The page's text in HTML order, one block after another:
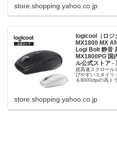
store.shopping.yahoo.co.jp
logicool（ロジ
MX1800 MX
Logi Bolt 静音
MX1800PG 国
ル公式ストア -
超高速スクロール
びやすいスタイリ
＆8000dpiの高ト
store.shopping.yahoo.co.jp